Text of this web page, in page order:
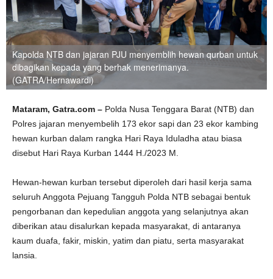
Kapolda NTB dan jajaran PJU menyemblih hewan qurban untuk
dibagikan kepada yang berhak menerimanya.
(GATRA/Hernawardi)
Mataram, Gatra.com – Polda Nusa Tenggara Barat (NTB) dan
Polres jajaran menyembelih 173 ekor sapi dan 23 ekor kambing
hewan kurban dalam rangka Hari Raya Iduladha atau biasa
disebut Hari Raya Kurban 1444 H./2023 M.
Hewan-hewan kurban tersebut diperoleh dari hasil kerja sama
seluruh Anggota Pejuang Tangguh Polda NTB sebagai bentuk
pengorbanan dan kepedulian anggota yang selanjutnya akan
diberikan atau disalurkan kepada masyarakat, di antaranya
kaum duafa, fakir, miskin, yatim dan piatu, serta masyarakat
lansia.